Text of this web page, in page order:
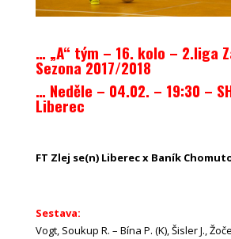
… „A“ tým – 16. kolo – 2.liga
Sezona 2017/2018
… Neděle – 04.02. – 19:30 –
Liberec
FT Zlej se(n) Liberec x Baník
Sestava:
Vogt, Soukup R. – Bína P. (K), Šisler J.,